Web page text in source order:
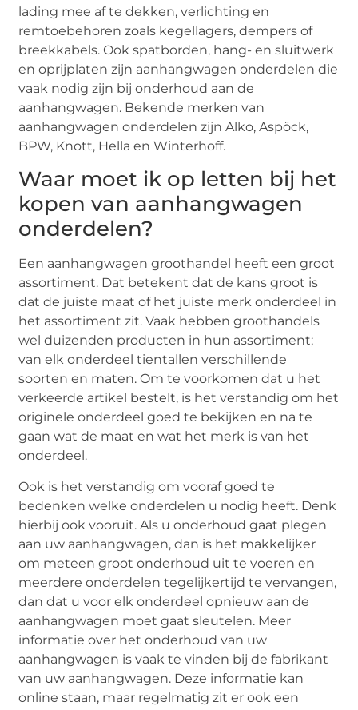
lading mee af te dekken, verlichting en
remtoebehoren zoals kegellagers, dempers of
breekkabels. Ook spatborden, hang- en sluitwerk
en oprijplaten zijn aanhangwagen onderdelen die
vaak nodig zijn bij onderhoud aan de
aanhangwagen. Bekende merken van
aanhangwagen onderdelen zijn Alko, Aspöck,
BPW, Knott, Hella en Winterhoff.
Waar moet ik op letten bij het
kopen van aanhangwagen
onderdelen?
Een aanhangwagen groothandel heeft een groot
assortiment. Dat betekent dat de kans groot is
dat de juiste maat of het juiste merk onderdeel in
het assortiment zit. Vaak hebben groothandels
wel duizenden producten in hun assortiment;
van elk onderdeel tientallen verschillende
soorten en maten. Om te voorkomen dat u het
verkeerde artikel bestelt, is het verstandig om het
originele onderdeel goed te bekijken en na te
gaan wat de maat en wat het merk is van het
onderdeel.
Ook is het verstandig om vooraf goed te
bedenken welke onderdelen u nodig heeft. Denk
hierbij ook vooruit. Als u onderhoud gaat plegen
aan uw aanhangwagen, dan is het makkelijker
om meteen groot onderhoud uit te voeren en
meerdere onderdelen tegelijkertijd te vervangen,
dan dat u voor elk onderdeel opnieuw aan de
aanhangwagen moet gaat sleutelen. Meer
informatie over het onderhoud van uw
aanhangwagen is vaak te vinden bij de fabrikant
van uw aanhangwagen. Deze informatie kan
online staan, maar regelmatig zit er ook een